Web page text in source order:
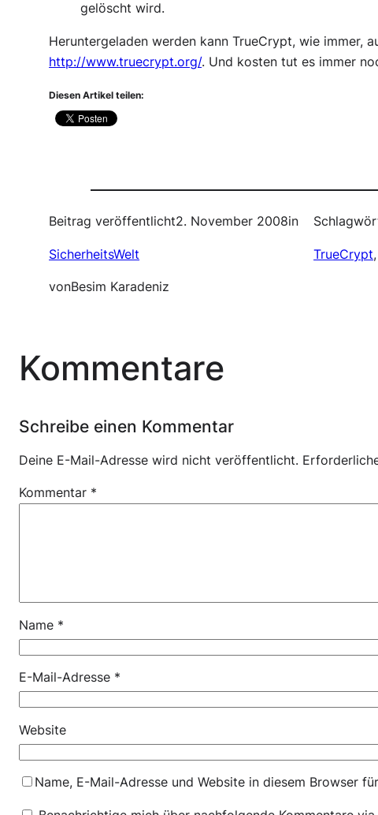
gelöscht wird.
Heruntergeladen werden kann TrueCrypt, wie immer,
http://www.truecrypt.org/. Und kosten tut es immer
Diesen Artikel teilen:
Beitrag veröffentlicht2. November 2008in
SicherheitsWelt
vonBesim Karadeniz
TrueCrypt,
Kommentare
Schreibe einen Kommentar
Deine E-Mail-Adresse wird nicht veröffentlicht.
Kommentar *
Name *
E-Mail-Adresse *
Website
Name, E-Mail-Adresse und Website in diesem Browser